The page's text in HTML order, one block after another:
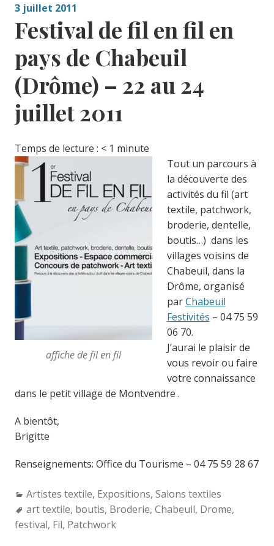
3 juillet 2011
Festival de fil en fil en
pays de Chabeuil
(Drôme) – 22 au 24
juillet 2011
Temps de lecture : < 1 minute
affiche de fil en fil
Tout un parcours à
la découverte des
activités du fil (art
textile, patchwork,
broderie, dentelle,
boutis…) dans les
villages voisins de
Chabeuil, dans la
Drôme, organisé
parChabeuil
Festivités – 04 75 59
06 70.
J’aurai le plaisir de
vous revoir ou faire
votre connaissance
dans le petit village de Montvendre .
A bientôt,
Brigitte
Renseignements: Office du Tourisme – 04 75 59 28 67
Categories:
Artistes textile, Expositions, Salons textiles
Tags:
art textile, boutis, Broderie, Chabeuil, Drome,
festival, Fil, Patchwork